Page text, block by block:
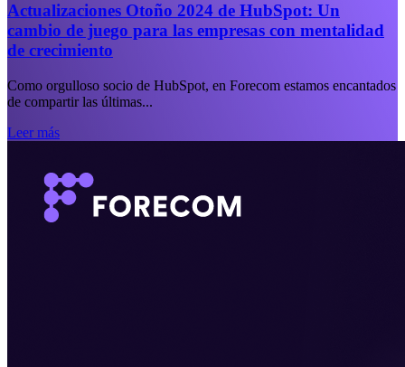
Actualizaciones Otoño 2024 de HubSpot: Un
cambio de juego para las empresas con mentalidad
de crecimiento
Como orgulloso socio de HubSpot, en Forecom estamos encantados
de compartir las últimas...
Leer más